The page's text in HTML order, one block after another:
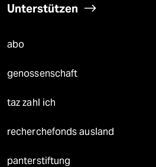
Unterstützen
abo
genossenschaft
taz zahl ich
recherchefonds ausland
panterstiftung